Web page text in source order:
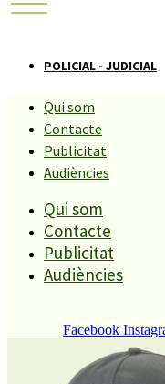
Qui som
Contacte
Publicitat
Audiències
Qui som
Contacte
Publicitat
Audiències
Facebook
POLICIAL - JUDICIAL
un DNI
Compartiu aquesta
18 AGOST, 2022